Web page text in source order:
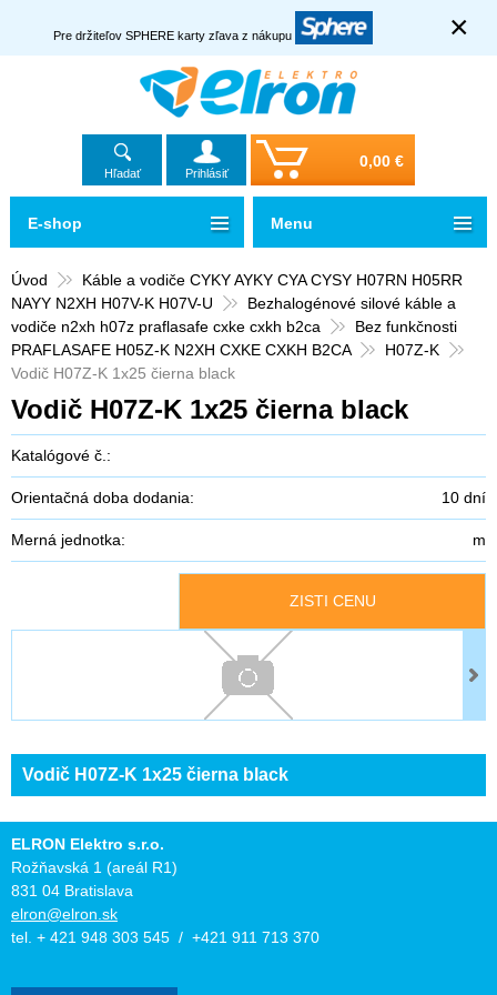
Pre držiteľov SPHERE karty zľava z nákupu ×
Hľadať Prihlásiť
0,00 €
Úvod
Káble a vodiče CYKY AYKY CYA CYSY H07RN H05RR
NAYY N2XH H07V-K H07V-U
Bezhalogénové silové káble a
vodiče n2xh h07z praflasafe cxke cxkh b2ca
Bez funkčnosti
PRAFLASAFE H05Z-K N2XH CXKE CXKH B2CA
H07Z-K
Vodič H07Z-K 1x25 čierna black
Vodič H07Z-K 1x25 čierna black
Katalógové č.:
Orientačná doba dodania: 10 dní
Merná jednotka: m
ZISTI CENU
Vodič H07Z-K 1x25 čierna black
E-shop Menu
ELRON Elektro s.r.o.
Rožňavská 1 (areál R1)
831 04 Bratislava
elron@elron.sk
tel. + 421 948 303 545 / +421 911 713 370